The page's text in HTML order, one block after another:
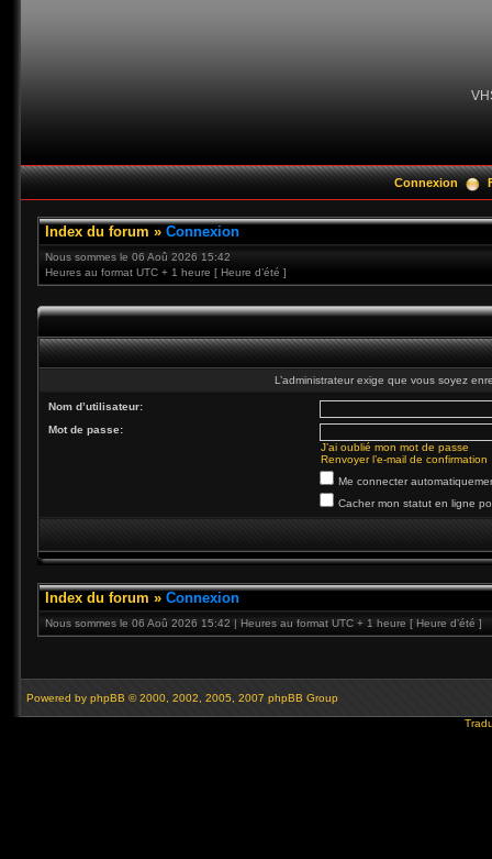
Connexion
Index du forum » Connexion
Nous sommes le 06 Aoû 2026 15:42
Heures au format UTC + 1 heure [ Heure d’été ]
L’administrateur exige que vous soyez
Nom d’utilisateur:
Mot de passe:
J’ai oublié mon mot de passe
Renvoyer l’e-mail de confirmation
Me connecter
Cacher mon statut en ligne
Index du forum » Connexion
Nous sommes le 06 Aoû 2026 15:42 | Heures au format UTC + 1 heure [ Heure d’été ]
Powered by phpBB © 2000, 2002, 2005, 2007 phpBB Group